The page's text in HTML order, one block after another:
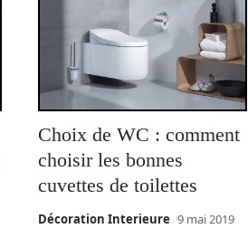
Choix de WC : comment
choisir les bonnes
cuvettes de toilettes
Décoration Interieure 9 mai 2019